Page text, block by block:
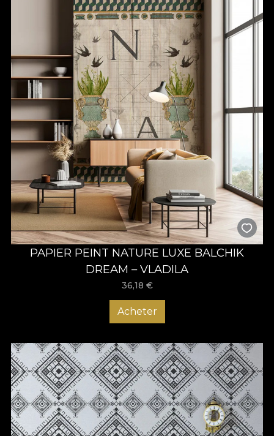
PAPIER PEINT NATURE LUXE BALCHIK
DREAM – VLADILA
36,18 €
Acheter